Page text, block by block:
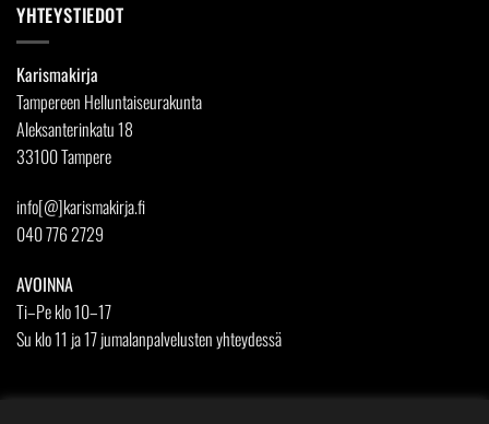
YHTEYSTIEDOT
Karismakirja
Tampereen Helluntaiseurakunta
Aleksanterinkatu 18
33100 Tampere
info[@]karismakirja.fi
040 776 2729
AVOINNA
Ti–Pe klo 10–17
Su klo 11 ja 17 jumalanpalvelusten yhteydessä